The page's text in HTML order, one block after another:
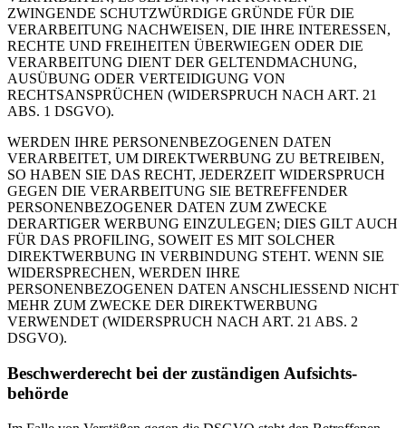
ZWINGENDE SCHUTZWÜRDIGE GRÜNDE FÜR DIE
VERARBEITUNG NACHWEISEN, DIE IHRE INTERESSEN,
RECHTE UND FREIHEITEN ÜBERWIEGEN ODER DIE
VERARBEITUNG DIENT DER GELTENDMACHUNG,
AUSÜBUNG ODER VERTEIDIGUNG VON
RECHTSANSPRÜCHEN (WIDERSPRUCH NACH ART. 21
ABS. 1 DSGVO).
WERDEN IHRE PERSONENBEZOGENEN DATEN
VERARBEITET, UM DIREKTWERBUNG ZU BETREIBEN,
SO HABEN SIE DAS RECHT, JEDERZEIT WIDERSPRUCH
GEGEN DIE VERARBEITUNG SIE BETREFFENDER
PERSONENBEZOGENER DATEN ZUM ZWECKE
DERARTIGER WERBUNG EINZULEGEN; DIES GILT AUCH
FÜR DAS PROFILING, SOWEIT ES MIT SOLCHER
DIREKTWERBUNG IN VERBINDUNG STEHT. WENN SIE
WIDERSPRECHEN, WERDEN IHRE
PERSONENBEZOGENEN DATEN ANSCHLIESSEND NICHT
MEHR ZUM ZWECKE DER DIREKTWERBUNG
VERWENDET (WIDERSPRUCH NACH ART. 21 ABS. 2
DSGVO).
Beschwerde­recht bei der zuständigen Aufsichts­
behörde